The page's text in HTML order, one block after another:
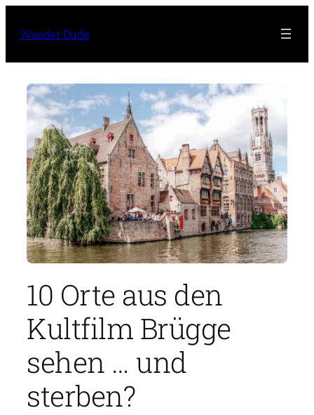
Inhalt
Wander Dude
10 Orte aus den
Kultfilm Brügge
sehen … und
sterben?